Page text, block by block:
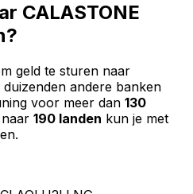
CALASTONE
geld te sturen naar
andere banken
voor meer dan 130
190 landen kun je met